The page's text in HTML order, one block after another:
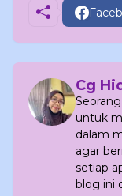
Cg
untuk
dalam
agar
setiap
blog ini